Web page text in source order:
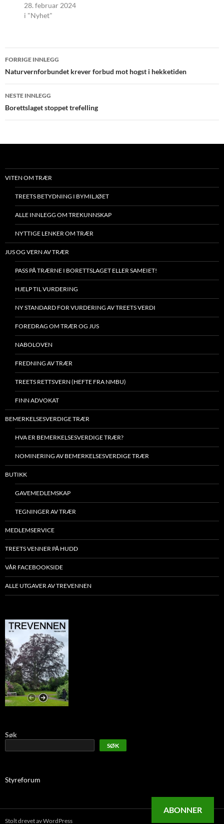
28. februar 2024
i "Nyhet"
Innleggsnavigasjon
FORRIGE INNLEGG
Naturvernforbundet krever forbud mot hogst i hekketiden
NESTE INNLEGG
Borettslaget stoppet trefelling
VITEN OM TRÆR
TREETS BETYDNING I BYMILJØET
ALLE INNLEGG OM TREKUNNSKAP
NYTTIGE LENKER OM TRÆR
JUS OG VERN AV TRÆR
PASS PÅ TRÆRNE I BORETTSLAGET ELLER SAMEIET!
HJELP TIL VURDERING
NY STANDARD FOR VURDERING AV TREETS VERDI
FOREDRAG OM TRÆR OG JUS
NABOLOVEN
FREDNING AV TRÆR
TREETS RETTSVERN (HEFTE FRA NMBU)
FINN ADVOKAT
BEMERKELSESVERDIGE TRÆR
HVA ER BEMERKELSESVERDIGE TRÆR?
NOMINERING AV BEMERKELSESVERDIGE TRÆR
BUTIKK
GAVEMEDLEMSKAP
TEGNINGER AV TRÆR
MEDLEMSERVICE
TREETS VENNER PÅ HUDD
VÅR FACEBOOKSIDE
ALLE UTGAVER AV TREVENNEN
Søk
SØK
Styreforum
Stolt drevet av WordPress
ABONNER